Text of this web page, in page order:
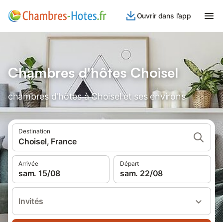
Ouvrir dans l’app
Chambres d'hôtes Choisel
chambres d'hôtes à Choisel et ses environs
Destination
Choisel, France
Arrivée
sam. 15/08
Départ
sam. 22/08
Invités